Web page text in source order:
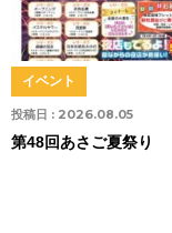
投稿日 : 2026.08.05
イベント
第48回あさご夏祭り